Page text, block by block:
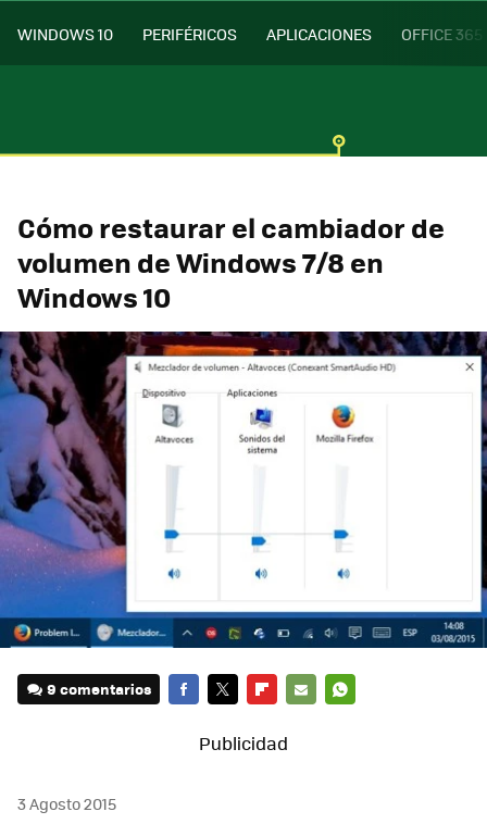
WINDOWS 10 PERIFÉRICOS APLICACIONES OFFICE 365
Cómo restaurar el cambiador de
volumen de Windows 7/8 en
Windows 10
9 comentarios
MAIL
3 Agosto 2015